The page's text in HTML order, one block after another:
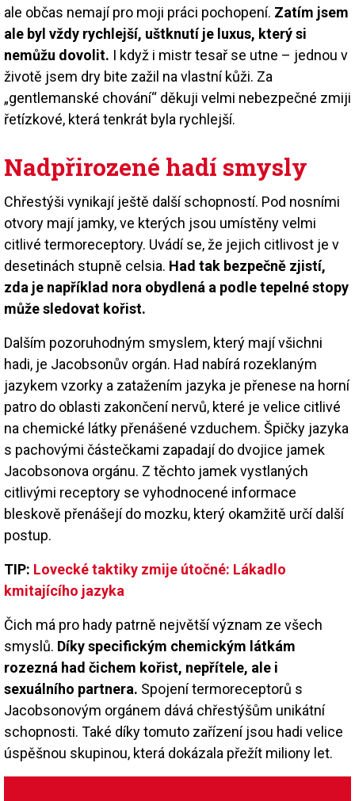
ale občas nemají pro moji práci pochopení. Zatím jsem
ale byl vždy rychlejší, uštknutí je luxus, který si
nemůžu dovolit. I když i mistr tesař se utne – jednou v
životě jsem dry bite zažil na vlastní kůži. Za
„gentlemanské chování“ děkuji velmi nebezpečné zmiji
řetízkové, která tenkrát byla rychlejší.
Nadpřirozené hadí smysly
Chřestýši vynikají ještě další schopností. Pod nosními
otvory mají jamky, ve kterých jsou umístěny velmi
citlivé termoreceptory. Uvádí se, že jejich citlivost je v
desetinách stupně celsia. Had tak bezpečně zjistí,
zda je například nora obydlená a podle tepelné stopy
může sledovat kořist.
Dalším pozoruhodným smyslem, který mají všichni
hadi, je Jacobsonův orgán. Had nabírá rozeklaným
jazykem vzorky a zatažením jazyka je přenese na horní
patro do oblasti zakončení nervů, které je velice citlivé
na chemické látky přenášené vzduchem. Špičky jazyka
s pachovými částečkami zapadají do dvojice jamek
Jacobsonova orgánu. Z těchto jamek vystlaných
citlivými receptory se vyhodnocené informace
bleskově přenášejí do mozku, který okamžitě určí další
postup.
TIP: Lovecké taktiky zmije útočné: Lákadlo
kmitajícího jazyka
Čich má pro hady patrně největší význam ze všech
smyslů. Díky specifickým chemickým látkám
rozezná had čichem kořist, nepřítele, ale i
sexuálního partnera. Spojení termoreceptorů s
Jacobsonovým orgánem dává chřestýšům unikátní
schopnosti. Také díky tomuto zařízení jsou hadi velice
úspěšnou skupinou, která dokázala přežít miliony let.